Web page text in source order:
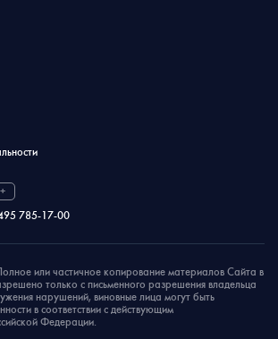
785-17-00
или частичное копирование материалов Сайта в
только с письменного разрешения владельца
нарушений, виновные лица могут быть
в соответствии с действующим
Федерации.